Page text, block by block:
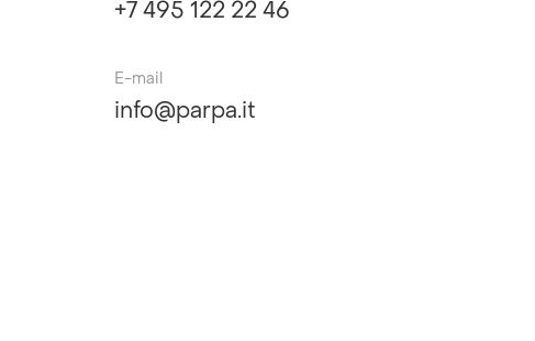
+7 495 122 22 46
Е-mail
info@parpa.it